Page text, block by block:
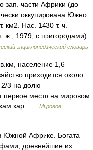
зап. части Африки (до
оккупирована Южно
Нас. 1430 т. ч.
ж., 1979; с пригородами).
энциклопедический словарь
население 1,6
приходится около
2/3 на долю
первое место на мировом
кар …
Мировое
Африке. Богата
древнейшие из